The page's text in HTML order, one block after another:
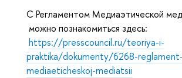
С Регламентом Медиаэтической
можно познакомиться здесь:
https://presscouncil.ru/teoriya-i-
praktika/dokumenty/6268-reglament-
mediaeticheskoj-mediatsii